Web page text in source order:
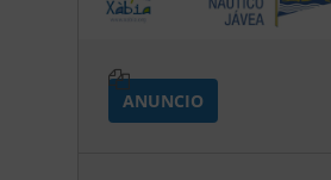
ANUNCIO